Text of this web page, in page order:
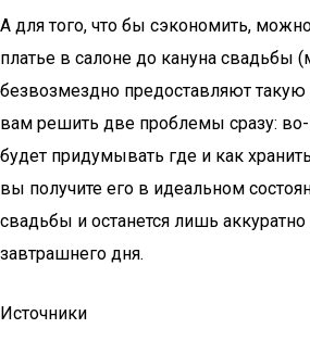
А для того, что бы сэкономить,
платье в салоне до кануна свадьбы
безвозмездно предоставляют такую
вам решить две проблемы сразу:
будет придумывать где и как
вы получите его в идеальном
свадьбы и останется лишь
завтрашнего дня.
Источники